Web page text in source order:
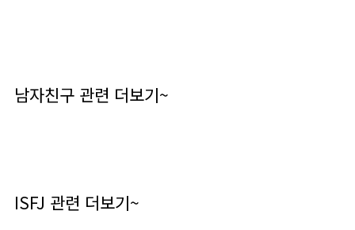
남자친구 관련 더보기~
ISFJ 관련 더보기~